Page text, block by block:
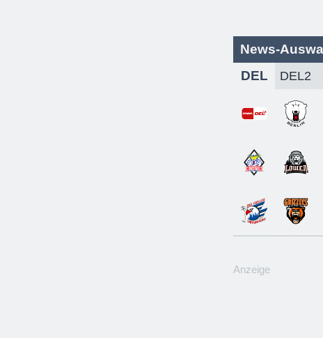
News-
DEL
Anzeige